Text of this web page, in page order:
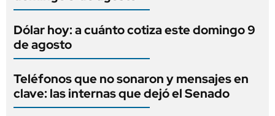
Dólar hoy: a cuánto cotiza este domingo 9
de agosto
Teléfonos que no sonaron y mensajes en
clave: las internas que dejó el Senado